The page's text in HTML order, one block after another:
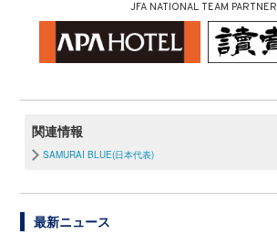
JFA NATIONAL TEAM PARTNER
関連情報
SAMURAI BLUE(日本代表)
最新ニュース